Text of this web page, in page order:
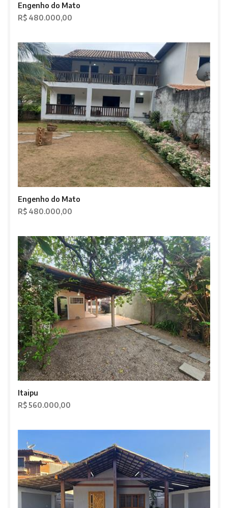
Engenho do Mato
R$ 480.000,00
Engenho do Mato
R$ 480.000,00
Itaipu
R$ 560.000,00